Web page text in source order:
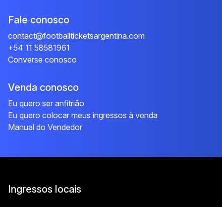
Fale conosco
contact@footballticketsargentina.com
+54 11 58581961
Converse conosco
Venda conosco
Eu quero ser anfitrião
Eu quero colocar meus ingressos à venda
Manual do Vendedor
Ingressos locais